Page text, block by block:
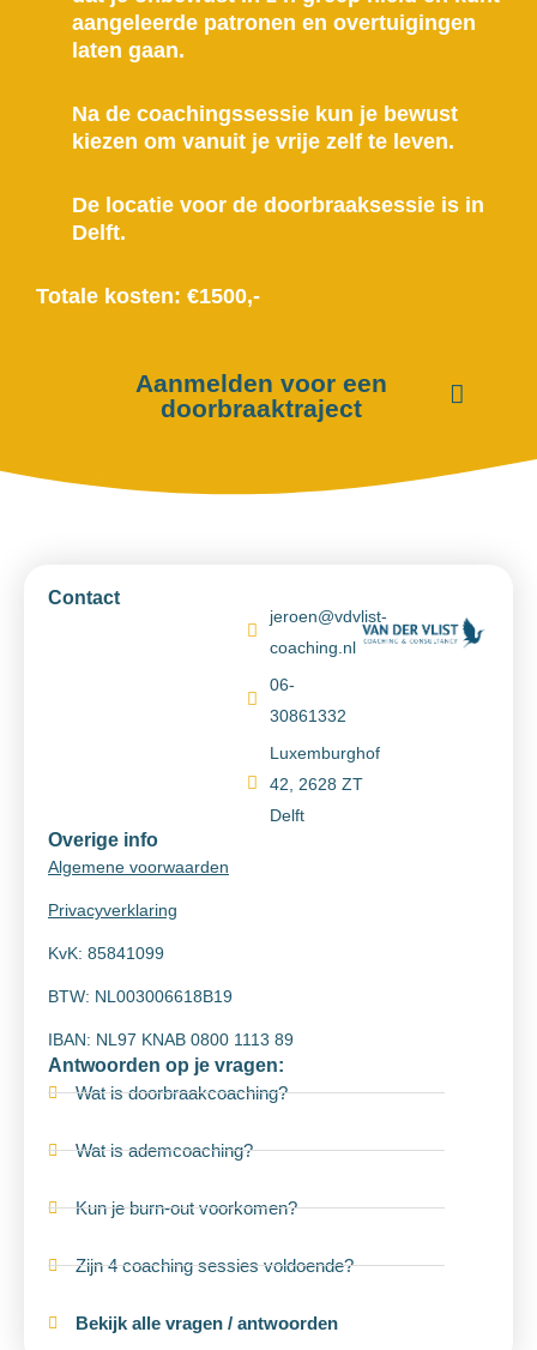
aangeleerde patronen en overtuigingen
laten gaan.
Na de coachingssessie kun je bewust
kiezen om vanuit je vrije zelf te leven.
De locatie voor de doorbraaksessie is in
Delft.
Totale kosten: €1500,-
Aanmelden voor een
doorbraaktraject
Contact
jeroen@vdvlist-
coaching.nl
06-
30861332
Luxemburghof
42, 2628 ZT
Delft
Overige info
Algemene voorwaarden
Privacyverklaring
KvK: 85841099
BTW: NL003006618B19
IBAN: NL97 KNAB 0800 1113 89
Antwoorden op je vragen:
Wat is doorbraakcoaching?
Wat is ademcoaching?
Kun je burn-out voorkomen?
Zijn 4 coaching sessies voldoende?
Bekijk alle vragen / antwoorden